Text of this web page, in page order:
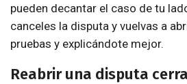
pueden decantar el caso de tu
canceles la disputa y vuelvas a
pruebas y explicándote mejor.
Reabrir una disputa